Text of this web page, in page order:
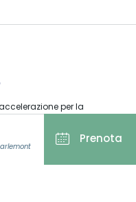
Prenota
per la
sportive, culturali
finanziato dal FEDER
Europea alla pandemia